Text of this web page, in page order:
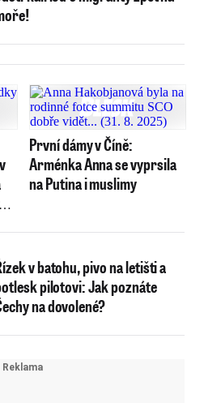
První dámy v Číně:
Arménka Anna se vyprsila
na Putina i muslimy
v batohu, pivo na letišti a
pilotovi: Jak poznáte
na dovolené?